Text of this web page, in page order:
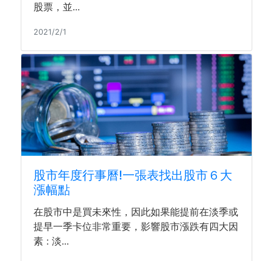
股票，並...
2021/2/1
股市年度行事曆!一張表找出股市６大
漲幅點
在股市中是買未來性，因此如果能提前在淡季或
提早一季卡位非常重要，影響股市漲跌有四大因
素 : 淡...